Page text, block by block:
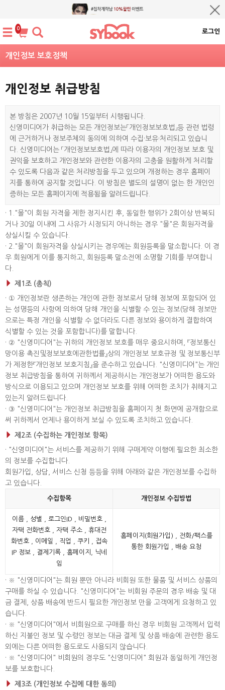
0 로그인
개인정보 보호정책
개인정보 취급방침
본 방침은 2007년 10월 15일부터 시행됩니다.
신영미디어가 취급하는 모든 개인정보는「개인정보보호법」등 관련 법령
에 근거하거나 정보주체의 동의에 의하여 수집·보유·처리되고 있습니
다. 신영미디어는 「개인정보보호법」에 따라 이용자의 개인정보 보호 및
권익을 보호하고 개인정보와 관련한 이용자의 고충을 원활하게 처리할
수 있도록 다음과 같은 처리방침을 두고 있으며 개정하는 경우 홈페이
지를 통하여 공지할 것입니다. 이 방침은 별도의 설명이 없는 한 개인인
증하는 모든 홈페이지에 적용됨을 알려드립니다.
· 1."몰"이 회원 자격을 제한 정지시킨 후, 동일한 행위가 2회이상 반복되
거나 30일 이내에 그 사유가 시정되지 아니하는 경우 "몰"은 회원자격을
상실시킬 수 있습니다.
· 2."몰"이 회원자격을 상실시키는 경우에는 회원등록을 말소합니다. 이 경
우 회원에게 이를 통지하고, 회원등록 말소전에 소명할 기회를 부여합니
다.
제1조 (총칙)
· ① 개인정보란 생존하는 개인에 관한 정보로서 당해 정보에 포함되어 있
는 성명등의 사항에 의하여 당해 개인을 식별할 수 있는 정보(당해 정보만
으로는 특정 개인을 식별할 수 없더라도 다른 정보와 용이하게 결합하여
식별할 수 있는 것을 포함합니다)를 말합니다.
· ② "신영미디어"는 귀하의 개인정보 보호를 매우 중요시하며, 『정보통신
망이용 촉진및정보보호에관한법률』상의 개인정보 보호규정 및 정보통신부
가 제정한『개인정보 보호지침』을 준수하고 있습니다. "신영미디어"는 개인
정보 취급방침을 통하여 귀하께서 제공하시는 개인정보가 어떠한 용도와
방식으로 이용되고 있으며 개인정보 보호를 위해 어떠한 조치가 취해지고
있는지 알려드립니다.
· ③ "신영미디어"는 개인정보 취급방침을 홈페이지 첫 화면에 공개함으로
써 귀하께서 언제나 용이하게 보실 수 있도록 조치하고 있습니다.
제2조 (수집하는 개인정보 항목)
· "신영미디어"는 서비스를 제공하기 위해 구매계약 이행에 필요한 최소한
의 정보를 수집합니다.
회원가입, 상담, 서비스 신청 등등을 위해 아래와 같은 개인정보를 수집하
고 있습니다.
수집항목 개인정보 수집방법
이름 , 성별 , 로그인ID , 비밀번호 ,
자택 전화번호 , 자택 주소 , 휴대전
화번호 , 이메일 , 직업 , 쿠키 , 접속
IP 정보 , 결제기록 , 홈페이지, 닉네
임
홈페이지(회원가입) , 전화/팩스를
통한 회원가입 , 배송 요청
· ※ "신영미디어"는 회원 뿐만 아니라 비회원 또한 물품 및 서비스 상품의
구매를 하실 수 있습니다. "신영미디어"는 비회원 주문의 경우 배송 및 대
금 결제, 상품 배송에 반드시 필요한 개인정보 만을 고객에게 요청하고 있
습니다.
· ※ "신영미디어"에서 비회원으로 구매를 하신 경우 비회원 고객께서 입력
하신 지불인 정보 및 수령인 정보는 대금 결제 및 상품 배송에 관련한 용도
외에는 다른 어떠한 용도로도 사용되지 않습니다.
· ※ "신영미디어" 비회원의 경우도 "신영미디어" 회원과 동일하게 개인정
보를 보호합니다.
제3조 (개인정보 수집에 대한 동의)